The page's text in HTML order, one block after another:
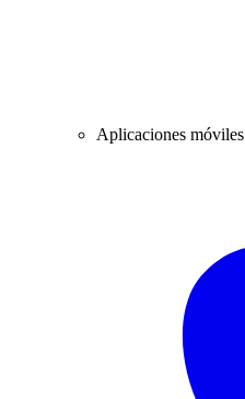
Aplicaciones móviles